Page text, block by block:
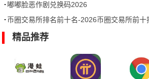
嘟嘟脸恶作剧兑换码2026
币圈交易所排名前十名-2026币圈交易所前十
精品推荐